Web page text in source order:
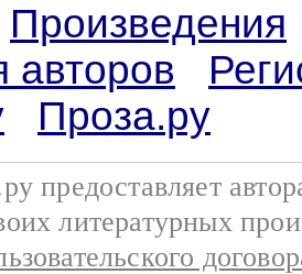
Произведения
авторов
Проза.ру
предоставляет
литературных